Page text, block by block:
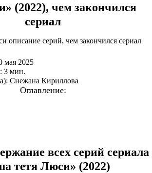
(2022), чем закончился
сериал
мая 2025
3 мин.
Снежана Кириллова
Оглавление:
всех серий сериала
тетя Люси» (2022)